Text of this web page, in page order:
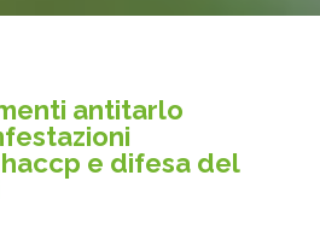
antitarlo
e difesa del